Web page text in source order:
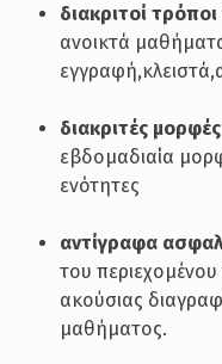
διακριτοί
ανοικτά
διακριτές
εβδομαδιαία
ενότητες
αντίγραφα
του
ακούσιας
μαθήματος.